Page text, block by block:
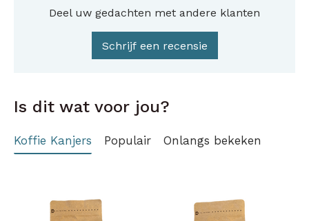
Deel uw gedachten met andere klanten
Schrijf een recensie
Is dit wat voor jou?
Koffie Kanjers Populair Onlangs bekeken